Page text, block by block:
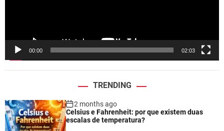
00:00 02:03
TRENDING
2 months ago
Celsius e Fahrenheit: por que existem duas
escalas de temperatura?